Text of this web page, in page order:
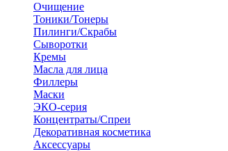
Очищение
Тоники/Тонеры
Пилинги/Скрабы
Сыворотки
Кремы
Масла для лица
Филлеры
Маски
ЭКО-серия
Концентраты/Спреи
Декоративная косметика
Аксессуары